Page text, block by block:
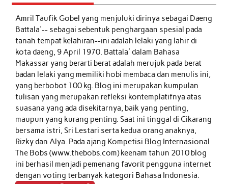
Amril Taufik Gobelyang menjuluki dirinya sebagai Daeng
Battala'-- sebagai sebentuk penghargaan spesial pada
tanah tempat kelahiran--ini adalah lelaki yang lahir di
kota daeng, 9 April 1970. Battala' dalam Bahasa
Makassar yang berarti berat adalah merujuk pada berat
badan lelaki yang memiliki hobi membaca dan menulis ini,
yang berbobot 100 kg. Blog ini merupakan kumpulan
tulisan yang merupakan refleksi kontemplatifnya atas
suasana yang ada disekitarnya, baik yang penting,
maupun yang kurang penting. Saat ini tinggal di Cikarang
bersama istri, Sri Lestari serta kedua orang anaknya,
Rizky dan Alya. Pada ajang Kompetisi Blog Internasional
The Bobs (www.thebobs.com) keenam tahun 2010 blog
ini berhasil menjadi pemenang favorit pengguna internet
dengan voting terbanyak kategori Bahasa Indonesia.